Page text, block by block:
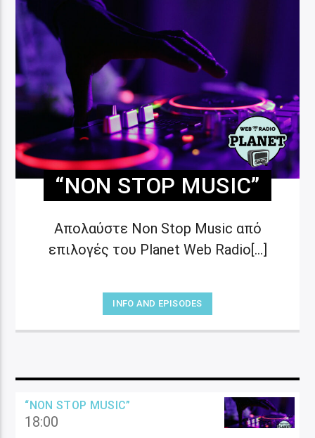
“NON STOP MUSIC”
Απολαύστε Non Stop Music από
επιλογές του Planet Web Radio[...]
INFO AND EPISODES
“NON STOP MUSIC”
18:00